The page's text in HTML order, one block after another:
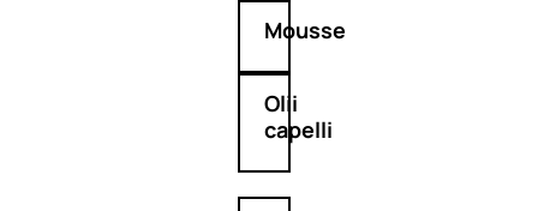
Mousse
Olii
capelli